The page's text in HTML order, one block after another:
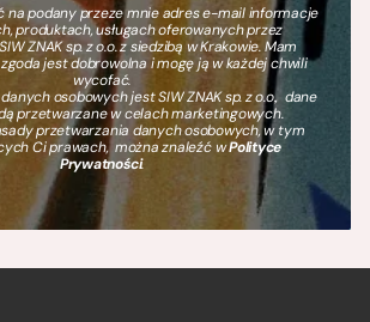
na podany przeze mnie adres e-mail informacje
produktach, usługach oferowanych przez
ZNAK sp. z o.o. z siedzibą w Krakowie. Mam
jest dobrowolna i mogę ją w każdej chwili
wycofać.
osobowych jest SIW ZNAK sp. z o.o., dane
przetwarzane w celach marketingowych.
przetwarzania danych osobowych, w tym
Ci prawach, można znaleźć wPolityce
Prywatności.